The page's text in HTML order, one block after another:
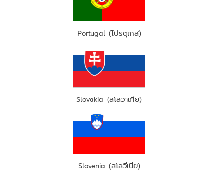
Portugal (โปรตุเกส)
Slovakia (สโลวาเกีย)
Slovenia (สโลวีเนีย)